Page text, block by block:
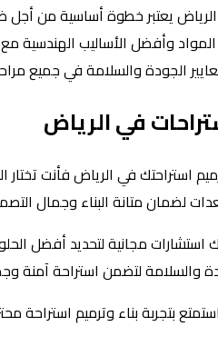
يعتبر خطوة أساسية من أجل
وأفضل الأساليب الهندسية
الجودة والسلامة في جميع
في الرياض
ترميم استراحتك في الرياض فأنت
لضمان متانة البناء وجمال
مجانية لتحديد أفضل
والسلامة لتضمن استراحة آمنة
بتجربة بناء وترميم